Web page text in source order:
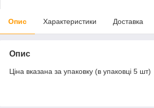
Опис Характеристики Доставка
Опис
Ціна вказана за упаковку (в упаковці 5 шт)